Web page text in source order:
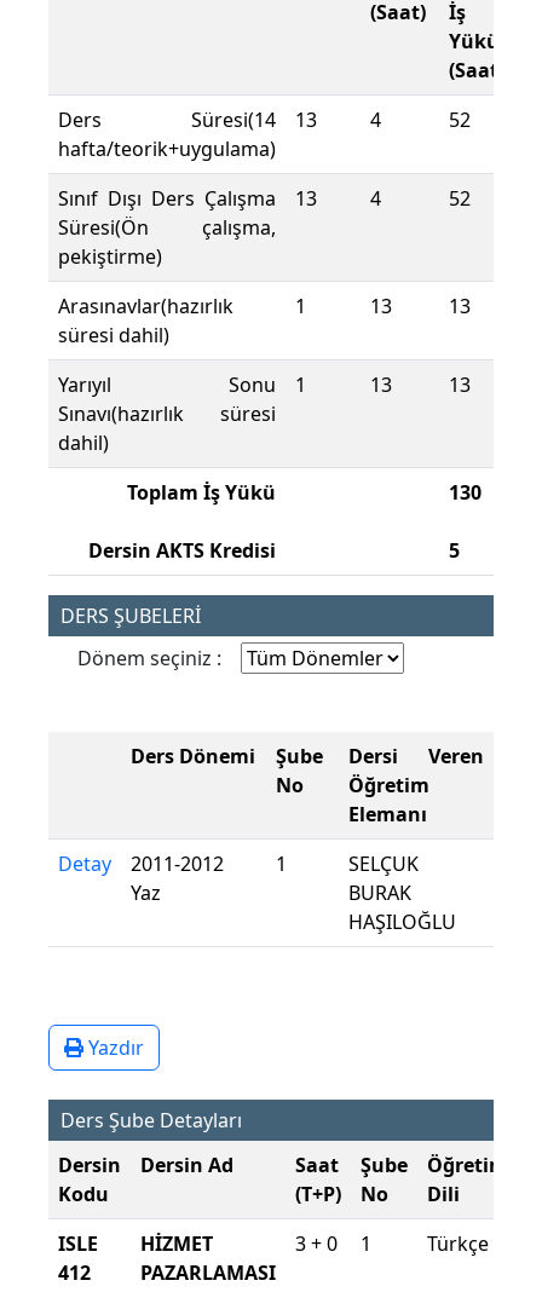
(Saat)
İş
Yükü
(Saat)
Ders Süresi(14
hafta/teorik+uygulama)
13 4 52
Sınıf Dışı Ders Çalışma
Süresi(Ön çalışma,
pekiştirme)
13 4 52
Arasınavlar(hazırlık
süresi dahil)
1 13 13
Yarıyıl Sonu
Sınavı(hazırlık süresi
dahil)
1 13 13
Toplam İş Yükü
Dersin AKTS Kredisi
130
5
DERS ŞUBELERİ
Dönem seçiniz :
Ders Dönemi
Şube
No
Dersi Veren
Öğretim
Elemanı
Detay
2011-2012
Yaz
1
SELÇUK
BURAK
HAŞILOĞLU
Yazdır
Ders Şube Detayları
Dersin
Kodu
Dersin Ad
Saat
(T+P)
Şube
No
Öğretim
Dili
ISLE
412
HİZMET
PAZARLAMASI
3 + 0 1 Türkçe